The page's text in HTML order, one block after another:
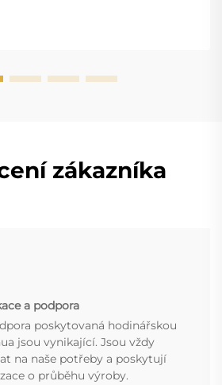
zákazníka
a podpora
poskytovaná hodinářskou
jsou vynikající. Jsou vždy
na naše potřeby a poskytují
o průběhu výroby.